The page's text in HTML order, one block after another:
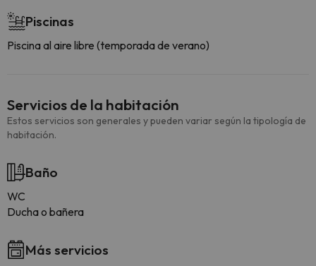
Piscinas
Piscina al aire libre (temporada de verano)
Servicios de la habitación
Estos servicios son generales y pueden variar según la tipología de
habitación.
Baño
WC
Ducha o bañera
Más servicios